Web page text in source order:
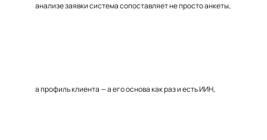
анализе заявки система сопоставляет не просто анкеты,
а профиль клиента — а его основа как раз и есть ИИН,